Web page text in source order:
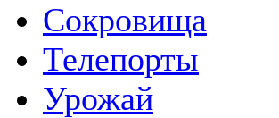
Сокровища
Телепорты
Урожай